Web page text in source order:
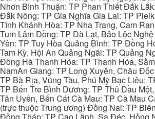
Nhơn Bình Thuận: TP Phan Thiết Đắk
Đắk Nông: TP Gia Nghĩa Gia Lai: TP
Tĩnh Khánh Hòa: TP Nha Trang, Cam
Tum Lâm Đồng: TP Đà Lạt, Bảo Lộc
Yên: TP Tuy Hòa Quảng Bình: TP Đồng
Tam Kỳ, Hội An Quảng Ngãi: TP Quảng
Đông Hà Thanh Hóa: TP Thanh Hóa,
NamAn Giang: TP Long Xuyên, Châu
TP Bà Rịa, Vũng Tàu, Phú Mỹ Bạc Liêu:
TP Bến Tre Bình Dương: TP Thủ Dầu
Tân Uyên, Bến Cát Cà Mau: TP Cà Mau
(trực thuộc Trung ương) Đồng Nai: TP
Đồng Tháp: TP Cao Lãnh, Sa Đéc, Hồng